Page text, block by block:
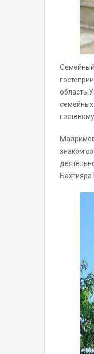
Семейный
семейных
знаком